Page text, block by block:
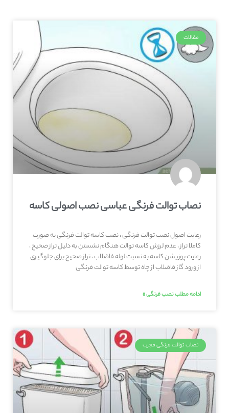
مقالات
نصاب توالت فرنگی عباسی نصب اصولی کاسه
رعایت اصول نصب توالت فرنگی ، نصب کاسه توالت فرنگی به صورت
کاملا تراز ، عدم لرزش کاسه توالت هنگام نشستن به دلیل تراز صحیح ،
رعایت پوزیشن کاسه به نسبت لوله فاضلاب ، تراز صحیح برای جلوگیری
از ورود گاز فاضلاب از چاه توسط کاسه توالت فرنگی
ادامه مطلب نصب فرنگی »
نصاب توالت فرنگی مجرب